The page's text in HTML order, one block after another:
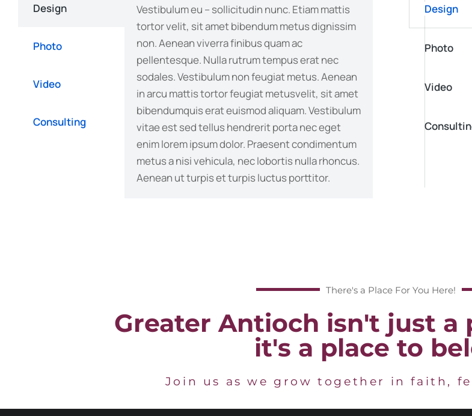
Design
Photo
Video
Consulting
Vestibulum eu – sollicitudin nunc. Etiam mattis
tortor velit, sit amet bibendum metus dignissim
non. Aenean viverra finibus quam ac
pellentesque. Nulla rutrum tempus erat nec
sodales. Vestibulum non feugiat metus. Aenean
in arcu mattis tortor feugiat metusvelit, sit amet
bibendumquis erat euismod aliquam. Vestibulum
vitae est sed tellus hendrerit porta nec eget
enim lorem ipsum dolor. Praesent condimentum
metus a nisi vehicula, nec lobortis nulla rhoncus.
Aenean ut turpis et turpis luctus porttitor.
Design
Photo
Video
There's a Place For You Here!
Greater Antioch isn't just a
it's a place to
Join us as we grow together in faith,